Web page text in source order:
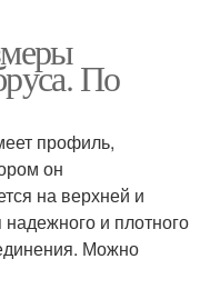
По
профиль,
он
на верхней и
и плотного
Можно